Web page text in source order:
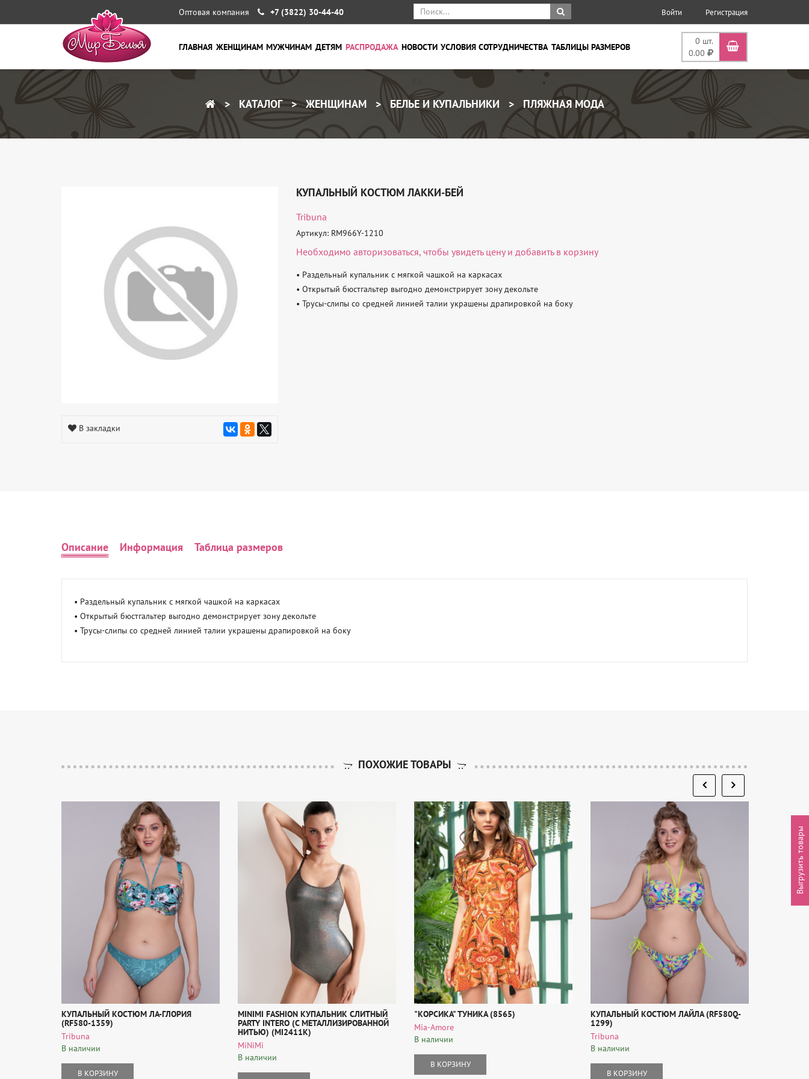
Оптовая компания +7 (3822) 30-44-40 Войти Регистрация
0 шт.
0.00
ГЛАВНАЯ ЖЕНЩИНАМ МУЖЧИНАМ ДЕТЯМ РАСПРОДАЖА НОВОСТИ УСЛОВИЯ СОТРУДНИЧЕСТВА ТАБЛИЦЫ РАЗМЕРОВ
КАТАЛОГ ЖЕНЩИНАМ БЕЛЬЕ И КУПАЛЬНИКИ ПЛЯЖНАЯ МОДА
В закладки
КУПАЛЬНЫЙ КОСТЮМ ЛАККИ-БЕЙ
Tribuna
Артикул: RM966Y-1210
Необходимо авторизоваться, чтобы увидеть цену и добавить в корзину
• Раздельный купальник с мягкой чашкой на каркасах
• Открытый бюстгальтер выгодно демонстрирует зону декольте
• Трусы-слипы со средней линией талии украшены драпировкой на боку
Описание Информация Таблица размеров
• Раздельный купальник с мягкой чашкой на каркасах
• Открытый бюстгальтер выгодно демонстрирует зону декольте
• Трусы-слипы со средней линией талии украшены драпировкой на боку
ПОХОЖИЕ ТОВАРЫ
КУПАЛЬНЫЙ КОСТЮМ ЛА-ГЛОРИЯ
(RF580-1359)
Tribuna
В наличии
В КОРЗИНУ
MINIMI FASHION КУПАЛЬНИК СЛИТНЫЙ
PARTY INTERO (С МЕТАЛЛИЗИРОВАННОЙ
НИТЬЮ) (MI2411K)
MiNiMi
В наличии
"КОРСИКА" ТУНИКА (8565)
Mia-Amore
В наличии
В КОРЗИНУ
КУПАЛЬНЫЙ КОСТЮМ ЛАЙЛА (RF580Q-
1299)
Tribuna
В наличии
В КОРЗИНУ
Выгрузить товары